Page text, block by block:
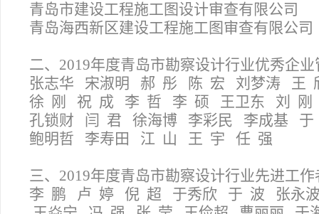
青岛市建设工程施工图设计审查有限公司
青岛海西新区建设工程施工图审查有限公司
二、2019年度青岛市勘察设计行业优秀企业
张志华
宋淑明 郝 彤 陈 宏 刘梦涛 王
徐 刚 祝 成 李 哲 李 硕 王卫东 刘
刚
孔锁财
闫 君 徐海博 李彩民 李成基
于
鲍明哲
李寿田 江 山 王 宇 任 强
三、2019年度青岛市勘察设计行业先进工作
李 鹏 卢 婷 倪 超 于秀欣 于 波 张永